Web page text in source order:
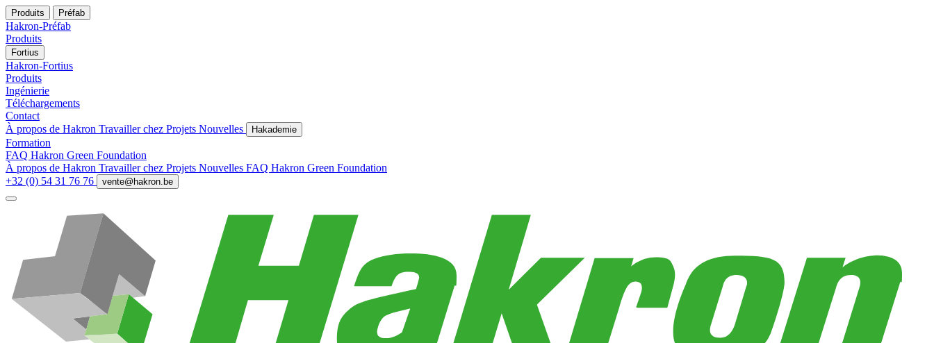
Produits Préfab
Hakron-Préfab
Produits
Fortius
Hakron-Fortius
Produits
Ingénierie
Téléchargements
Contact
À propos de Hakron Travailler chez Projets Nouvelles Hakademie
Formation
FAQ Hakron Green Foundation
À propos de Hakron Travailler chez Projets Nouvelles FAQ Hakron Green Foundation
+32 (0) 54 31 76 76
vente@hakron.be